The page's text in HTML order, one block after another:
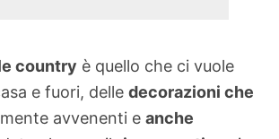
country è quello che ci vuole
e fuori, delle decorazioni che
avvenenti e anche